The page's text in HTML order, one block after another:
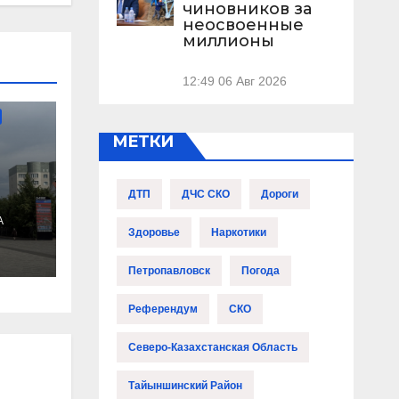
чиновников за
неосвоенные
миллионы
12:49 06 Авг 2026
МЕТКИ
ДТП ДЧС СКО Дороги
Здоровье Наркотики
Петропавловск Погода
Референдум СКО
Северо-Казахстанская Область
Тайыншинский Район